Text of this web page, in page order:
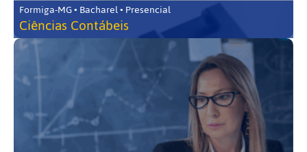
Formiga-MG • Bacharel • Presencial
Ciências Contábeis